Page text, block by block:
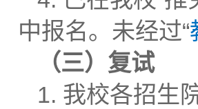
中报名。未经过“
（三）复试
1. 我校各招生